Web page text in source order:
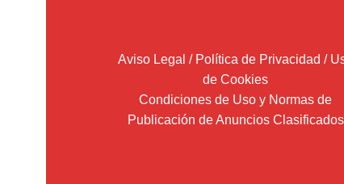
Aviso Legal / Política de Privacidad /
de Cookies
Condiciones de Uso y Normas de
Publicación de Anuncios Clasificados